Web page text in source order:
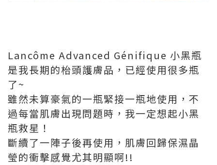
Lancôme Advanced Génifique 小黑瓶
是我長期的枱頭護膚品，已經使用很多瓶
了~
雖然未算豪氣的一瓶緊接一瓶地使用，不
過每當肌膚出現問題時，我一定想起小黑
瓶救星！
斷續了一陣子後再使用，肌膚回歸保濕晶
瑩的衝擊感覺尤其明顯啊!!